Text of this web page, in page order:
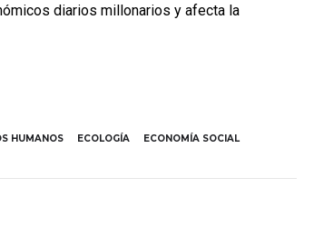
diarios millonarios y afecta la
HUMANOS ECOLOGÍA
ECONOMÍA SOCIAL